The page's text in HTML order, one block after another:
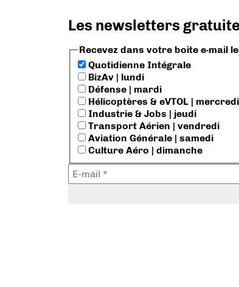
Les newsletters
Recevez dans votre boite e-mail
Quotidienne Intégrale
BizAv | lundi
Défense | mardi
Hélicoptères & eVTOL | mercredi
Industrie & Jobs | jeudi
Transport Aérien | vendredi
Aviation Générale | samedi
Culture Aéro | dimanche